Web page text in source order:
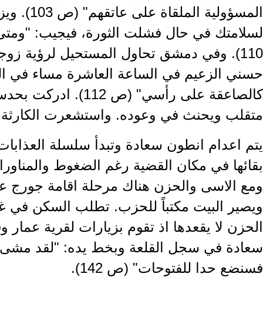
لسلامتك في حال فشلت الثورة، فيجيب:
110). وفي دمشق تحاول المستحيل لرؤية
حسني الزعيم في الساعة العاشرة مساء في
كالصاعقة على رأسي"
متقلب ويحنث في وعوده. واستشعرت الكارثة
يتم اعدام انطون سعادة وتبدأ سلسلة
بقائها في مكان القضية رغم الضغوط
ومع الاسى والحزن هناك مرحلة اقامة جورج
ويصير البيت مكتباً للحزب. تطلب السكن في
الحزن لا يقعدها اذ تقوم بزيارات لقرية
سعادة في سجل القلعة وبخط يده: "لقد مشى
فسنضع حدا للفتوحات" (ص 142).